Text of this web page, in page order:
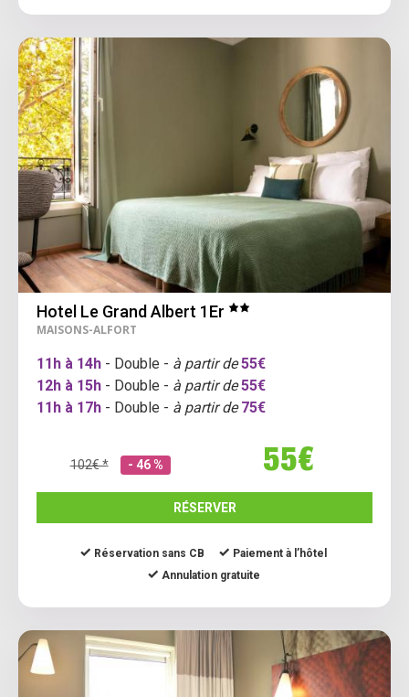
Hotel Le Grand Albert 1Er
MAISONS-ALFORT
11h à 14h - Double - à partir de 55€
12h à 15h - Double - à partir de 55€
11h à 17h - Double - à partir de 75€
102€ * - 46 % 55€
RÉSERVER
Réservation sans CB
Paiement à l’hôtel
Annulation gratuite